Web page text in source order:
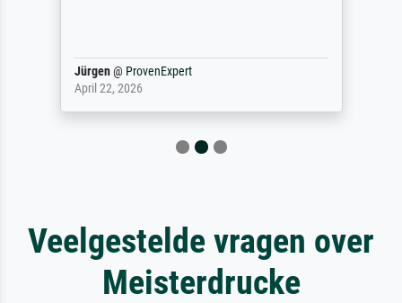
Jürgen@ ProvenExpert
April 22, 2026
Veelgestelde vragen over
Meisterdrucke